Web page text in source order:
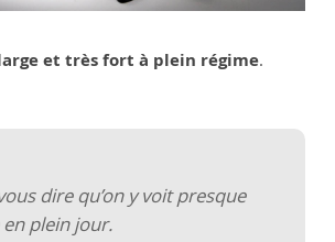
et très fort à plein régime.
dire qu’on y voit presque
plein jour.